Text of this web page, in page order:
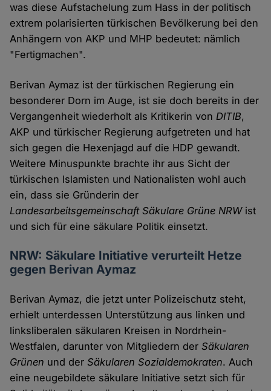
was diese Aufstachelung zum Hass in der politisch
extrem polarisierten türkischen Bevölkerung bei den
Anhängern von AKP und MHP bedeutet: nämlich
"Fertigmachen".
Berivan Aymaz ist der türkischen Regierung ein
besonderer Dorn im Auge, ist sie doch bereits in der
Vergangenheit wiederholt als Kritikerin vonDITIB,
AKP und türkischer Regierung aufgetreten und hat
sich gegen die Hexenjagd auf die HDP gewandt.
Weitere Minuspunkte brachte ihr aus Sicht der
türkischen Islamisten und Nationalisten wohl auch
ein, dass sie Gründerin der
Landesarbeitsgemeinschaft Säkulare Grüne NRWist
und sich für eine säkulare Politik einsetzt.
NRW: Säkulare Initiative verurteilt Hetze
gegen Berivan Aymaz
Berivan Aymaz, die jetzt unter Polizeischutz steht,
erhielt unterdessen Unterstützung aus linken und
linksliberalen säkularen Kreisen in Nordrhein-
Westfalen, darunter von Mitgliedern derSäkularen
Grünen und derSäkularen Sozialdemokraten. Auch
eine neugebildete säkulare Initiative setzt sich für